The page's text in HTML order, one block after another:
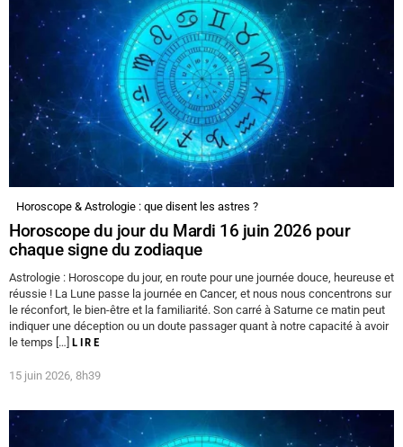
Horoscope & Astrologie : que disent les astres ?
Horoscope du jour du Mardi 16 juin 2026 pour
chaque signe du zodiaque
Astrologie : Horoscope du jour, en route pour une journée douce, heureuse et
réussie ! La Lune passe la journée en Cancer, et nous nous concentrons sur
le réconfort, le bien-être et la familiarité. Son carré à Saturne ce matin peut
indiquer une déception ou un doute passager quant à notre capacité à avoir
le temps […] LIRE
15 juin 2026, 8h39